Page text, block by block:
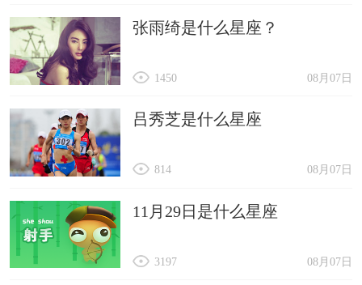
张雨绮是什么星座？
08月07日
1450
吕秀芝是什么星座
08月07日
814
11月29日是什么星座
08月07日
3197